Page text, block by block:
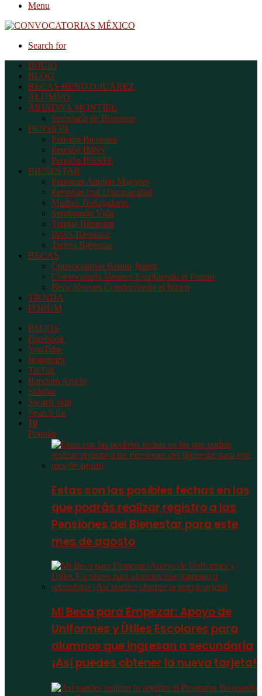
Menu
Search for
INICIO
BLOG
BECAS BENITO JUÁREZ
ALUMNO
ARIADNA MONTIEL
Secretaría de Bienestar
PENSIÓN
Pensión Bienestar
Pensión IMSS
Pensión ISSSTE
BIENESTAR
Personas Adultas Mayores
Personas con Discapacidad
Madres Trabajadoras
Sembrando Vida
Tandas Bienestar
IMSS Bienestar
Tarjeta Bienestar
BECAS
Convocatorias Benito Juárez
Convocatoria Jóvenes Escribiendo el Futuro
Beca Jóvenes Construyendo el futuro
TIENDA
FORUM
PAGOS
Facebook
YouTube
Instagram
TikTok
Random Article
Sidebar
Switch skin
Search for
10
Popular
Estas son las posibles fechas en las
que podrás realizar registro a las
Pensiones del Bienestar para este
mes de agosto
Mi Beca para Empezar: Apoyo de
Uniformes y Útiles Escolares para
alumnos que ingresan a secundaria
¡Así puedes obtener la nueva tarjeta!